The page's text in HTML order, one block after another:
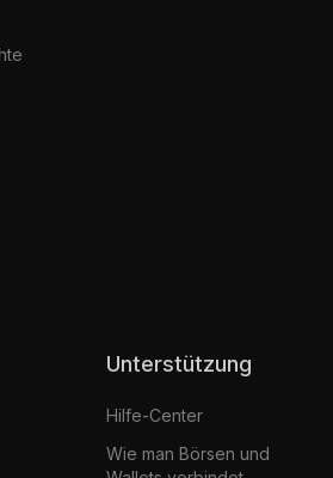
Unterstützung
Hilfe-Center
Wie man Börsen und